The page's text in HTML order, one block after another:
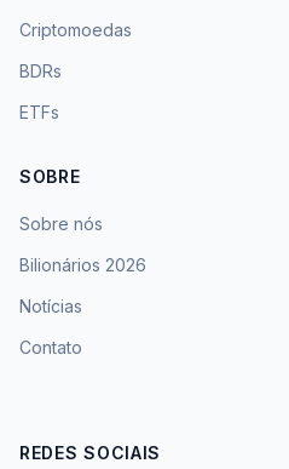
Criptomoedas
BDRs
ETFs
SOBRE
Sobre nós
Bilionários 2026
Notícias
Contato
REDES SOCIAIS